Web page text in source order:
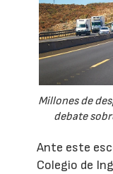
Millones de
debate
Ante este
Colegio de